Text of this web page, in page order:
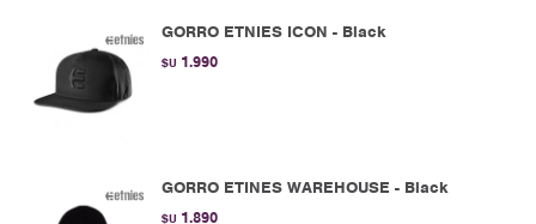
GORRO ETNIES ICON - Black
$U 1.990
GORRO ETINES WAREHOUSE - Black
$U 1.890